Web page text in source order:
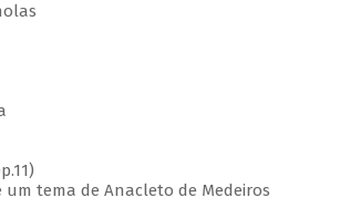
um tema de Anacleto de Medeiros